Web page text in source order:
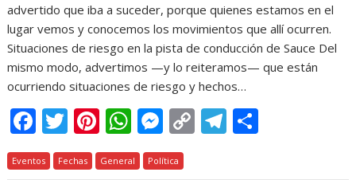
advertido que iba a suceder, porque quienes estamos en el
lugar vemos y conocemos los movimientos que allí ocurren.
Situaciones de riesgo en la pista de conducción de Sauce Del
mismo modo, advertimos —y lo reiteramos— que están
ocurriendo situaciones de riesgo y hechos…
F
ac
e
T
w
itt
Pi
nt
er
W
h
at
M
e
ss
C
o
p
T
el
e m
Eventos Fechas General Política